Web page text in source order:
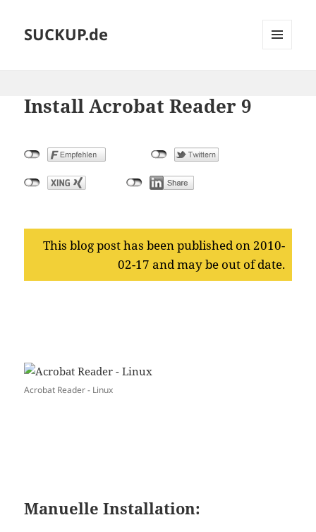
SUCKUP.de
Install Acrobat Reader 9
This blog post has been published on 2010-
02-17 and may be out of date.
Acrobat Reader - Linux
Manuelle Installation: